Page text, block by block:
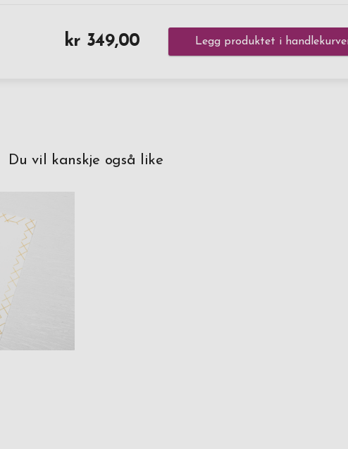
kr 349,00 Legg produktet i
Du vil kanskje også like